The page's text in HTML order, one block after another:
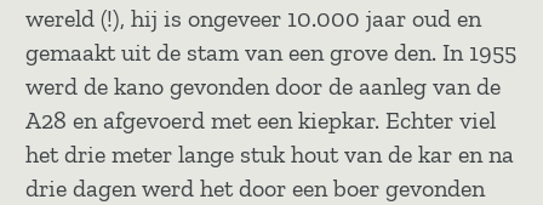
wereld (!), hij is ongeveer 10.000 jaar oud en
gemaakt uit de stam van een grove den. In 1955
werd de kano gevonden door de aanleg van de
A28 en afgevoerd met een kiepkar. Echter viel
het drie meter lange stuk hout van de kar en na
drie dagen werd het door een boer gevonden